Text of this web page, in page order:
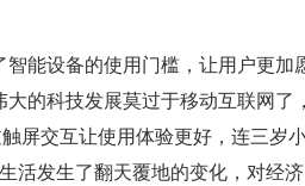
能设备的使用门槛，让用户更加
的科技发展莫过于移动互联网了
屏交互让使用体验更好，连三岁
活发生了翻天覆地的变化，对经